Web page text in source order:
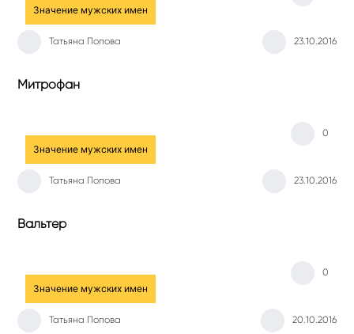
Значение мужских имен
Татьяна Попова 23.10.2016
Митрофан
Значение мужских имен
Татьяна Попова 23.10.2016
0
Вальтер
Значение мужских имен
Татьяна Попова 20.10.2016
0